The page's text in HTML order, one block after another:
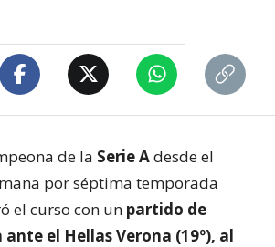
de la Serie Adesde el
por séptima temporada
el curso con un partido de
el Hellas Verona (19º), al